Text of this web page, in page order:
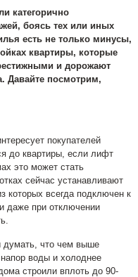
категорично
боясь тех или иных
есть не только минусы,
квартиры, которые
и дорожают
Давайте посмотрим,
покупателей
до квартиры, если лифт
это может стать
сейчас устанавливают
которых всегда подключен к
даже при отключении
думать, что чем выше
воды и холоднее
строили вплоть до 90-